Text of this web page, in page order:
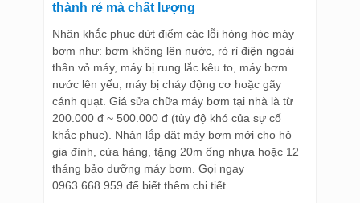
thành rẻ mà chất lượng
Nhận khắc phục dứt điểm các lỗi hỏng hóc máy
bơm như: bơm không lên nước, rò rỉ điện ngoài
thân vỏ máy, máy bị rung lắc kêu to, máy bơm
nước lên yếu, máy bị cháy động cơ hoặc gãy
cánh quạt. Giá sửa chữa máy bơm tại nhà là từ
200.000 đ ~ 500.000 đ (tùy độ khó của sự cố
khắc phục). Nhận lắp đặt máy bơm mới cho hộ
gia đình, cửa hàng, tặng 20m ống nhựa hoặc 12
tháng bảo dưỡng máy bơm. Gọi ngay
0963.668.959 để biết thêm chi tiết.